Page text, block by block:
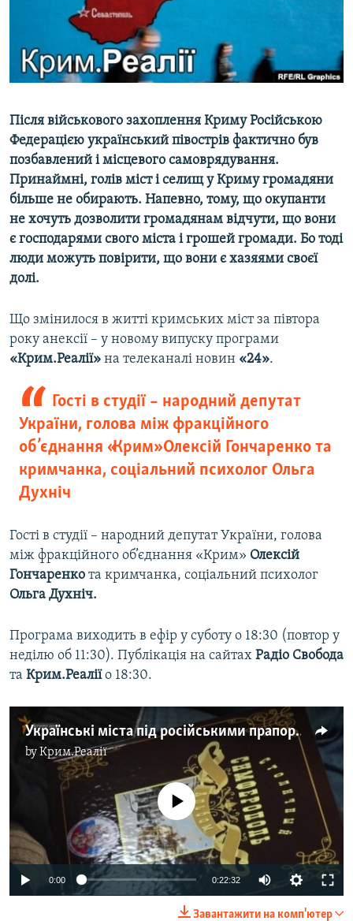
ВІДЕОУРОКИ «ELIFBE»
СВІДЧЕННЯ ОКУПАЦІЇ
УКРАЇНСЬКА ПРОБЛЕМА КРИМУ
Qırımtatar
Усі сайти RFE/RL
Після військового захоплення Криму Російською
Федерацією український півострів фактично був
позбавлений і місцевого самоврядування.
Принаймні, голів міст і селищ у Криму громадяни
більше не обирають. Напевно, тому, що окупанти
не хочуть дозволити громадянам відчути, що вони
є господарями свого міста і грошей громади. Бо тоді
люди можуть повірити, що вони є хазяями своєї
долі.
Що змінилося в житті кримських міст за півтора
року анексії – у новому випуску програми
«Крим.Реалії» на телеканалі новин «24».
Гості в студії – народний депутат
України, голова між фракційного
об’єднання «Крим» Олексій Гончаренко та
кримчанка, соціальний психолог Ольга
Духніч
Гості в студії – народний депутат України, голова
між фракційного об’єднання «Крим» Олексій
Гончаренко та кримчанка, соціальний психолог
Ольга Духніч.
Програма виходить в ефір у суботу о 18:30 (повтор у
неділю об 11:30). Публікація на сайтах Радіо Свобода
та Крим.Реаліїо 18:30.
Українські міста під російськими прапорами
byКрим.Реалії
No media source currently available
0:00 0:22:32
Завантажити на комп'ютер